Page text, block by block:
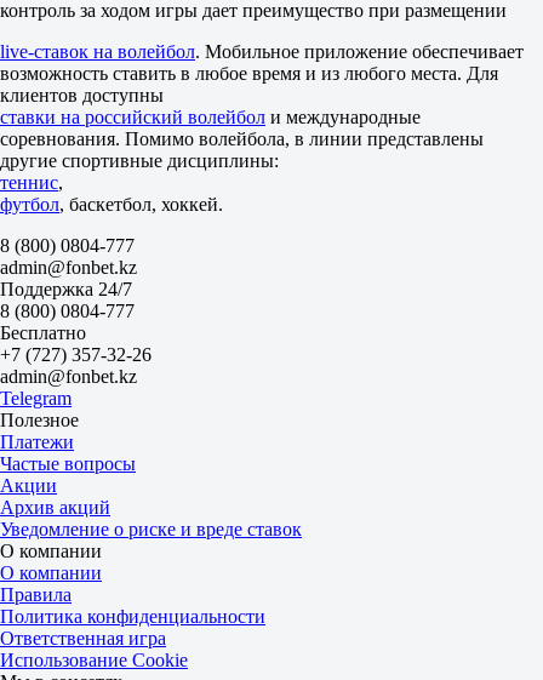
Фора
2
-2.5
1.90
+2.5
1.80
Тотал
Б
М
1.88
1.82
Шторм-про
-
Варяги-про
Сегодня в 15:35
1.85
1.85
Фора
1
2
+0.5
1.80
-0.5
1.90
Тотал
Б
М
96.5
1.87
контроль за ходом игры дает преимущество при размещении
live-ставок на волейбол. Мобильное приложение обеспечивает
возможность ставить в любое время и из любого места. Для
клиентов доступны
ставки на российский волейбол и международные
соревнования. Помимо волейбола, в линии представлены
другие спортивные дисциплины:
теннис,
футбол, баскетбол, хоккей.
8 (800) 0804-777
admin@fonbet.kz
Поддержка 24/7
8 (800) 0804-777
Бесплатно
+7 (727) 357-32-26
admin@fonbet.kz
Telegram
Полезное
Платежи
Частые вопросы
Акции
Архив акций
Уведомление о риске и вреде ставок
О компании
О компании
Правила
Политика конфиденциальности
Ответственная игра
Использование Cookie